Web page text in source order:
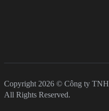
Copyright 2026 © Công ty
All Rights Reserved.